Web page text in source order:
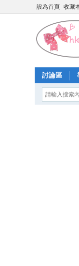
設為首頁 收藏
討論區